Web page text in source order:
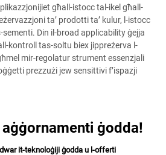
għall-istocc tal-ikel għall-
ta’ prodotti ta’ kulur, l-istocc
Din il-broad applicability ġejja
kontroll tas-soltu biex jippreżerva l-
mir-regolatur strument essenzjali
prezzużi jew sensittivi f’ispazji
ġodda!
it-teknoloġiji ġodda u l-offerti